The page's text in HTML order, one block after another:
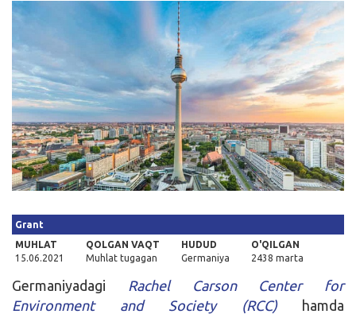
Kirish
Grant
MUHLAT
15.06.2021
QOLGAN VAQT
Muhlat tugagan
HUDUD
Germaniya
O'QILGAN
2438 marta
Germaniyadagi
Rachel Carson Center for
Environment and Society (RCC)hamda